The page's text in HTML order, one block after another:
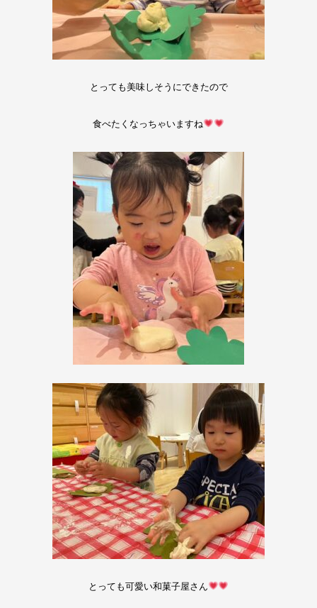
とっても美味しそうにできたので
食べたくなっちゃいますね
とっても可愛い和菓子屋さん